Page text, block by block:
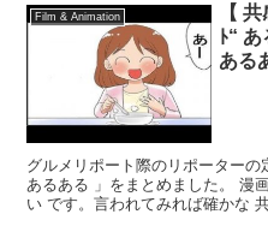
Film & Animation
【
ﾄ“ あるある
ある
グルメリポート際のリポーターの
あるある 」をまとめました。 漫
い です。言われてみれば確かな